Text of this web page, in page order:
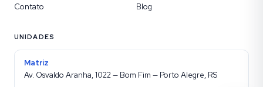
Contato
Blog
UNIDADES
Matriz
Av. Osvaldo Aranha, 1022 — Bom Fim — Porto Alegre, RS